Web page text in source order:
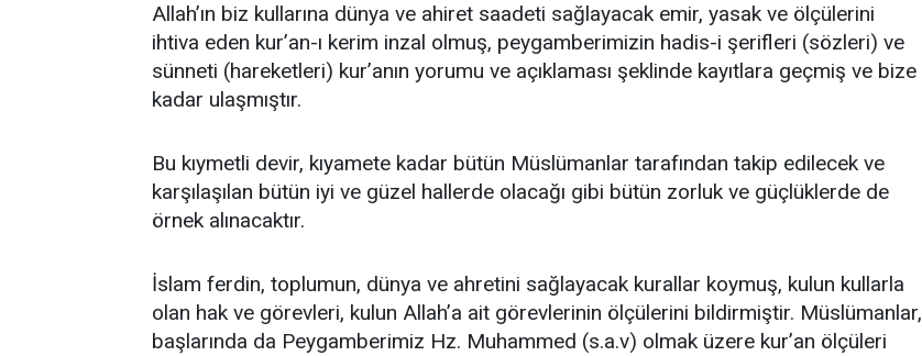
Allah’ın biz kullarına dünya ve ahiret saadeti sağlayacak emir, yasak ve ölçülerini
ihtiva eden kur’an-ı kerim inzal olmuş, peygamberimizin hadis-i şerifleri (sözleri) ve
sünneti (hareketleri) kur’anın yorumu ve açıklaması şeklinde kayıtlara geçmiş ve bize
kadar ulaşmıştır.
Bu kıymetli devir, kıyamete kadar bütün Müslümanlar tarafından takip edilecek ve
karşılaşılan bütün iyi ve güzel hallerde olacağı gibi bütün zorluk ve güçlüklerde de
örnek alınacaktır.
İslam ferdin, toplumun, dünya ve ahretini sağlayacak kurallar koymuş, kulun kullarla
olan hak ve görevleri, kulun Allah’a ait görevlerinin ölçülerini bildirmiştir. Müslümanlar,
başlarında da Peygamberimiz Hz. Muhammed (s.a.v) olmak üzere kur’an ölçüleri